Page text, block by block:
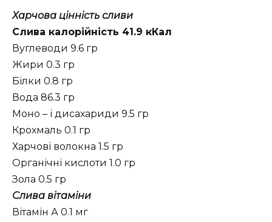
Харчова цінність сливи
Слива калорійність 41.9 кКал
Вуглеводи 9.6 гр
Жири 0.3 гр
Білки 0.8 гр
Вода 86.3 гр
Моно – і дисахариди 9.5 гр
Крохмаль 0.1 гр
Харчові волокна 1.5 гр
Органічні кислоти 1.0 гр
Зола 0.5 гр
Слива вітаміни
Вітамін А 0.1 мг